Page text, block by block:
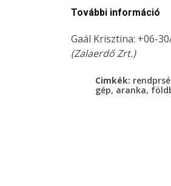
További információ
Gaál Krisztina: +06-
(Zalaerdő Zrt.)
Cimkék:
gép, aranka,